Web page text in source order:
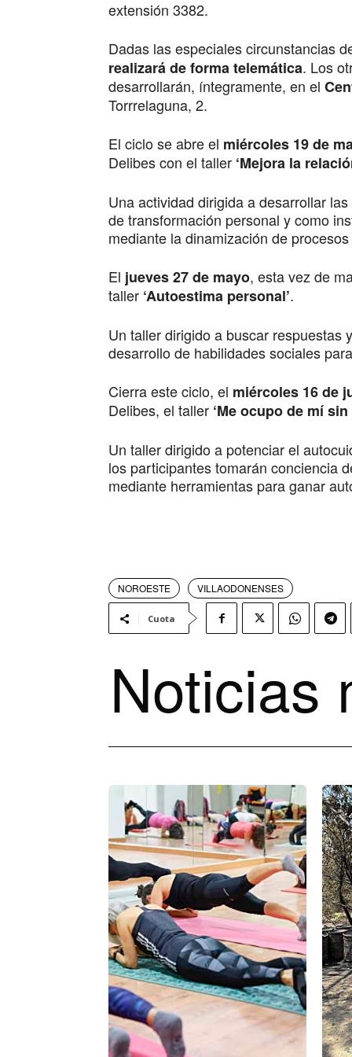
extensión 3382.
Dadas las especiales circunstancias
realizará de forma telemática. Los
desarrollarán, íntegramente, en el
Torrrelaguna, 2.
El ciclo se abre el miércoles 19 de
Delibes con el taller ‘Mejora la
Una actividad dirigida a desarrollar
de transformación personal y como
mediante la dinamización de
El jueves 27 de mayo, esta vez de
taller ‘Autoestima personal’.
Un taller dirigido a buscar respuestas
desarrollo de habilidades sociales
Cierra este ciclo, el miércoles 16 de
Delibes, el taller ‘Me ocupo de mí
Un taller dirigido a potenciar el
los participantes tomarán conciencia
mediante herramientas para ganar
NOROESTE VILLAODONENSES
Cuota
Noticias